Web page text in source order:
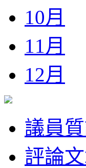
10月
11月
12月
議員
評論